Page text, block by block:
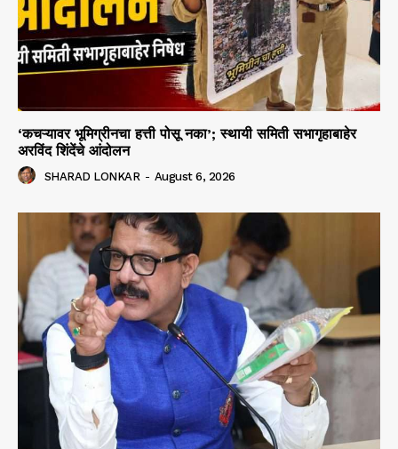
‘कचऱ्यावर भूमिग्रीनचा हत्ती पोसू नका’; स्थायी समिती सभागृहाबाहेर
अरविंद शिंदेंचे आंदोलन
SHARAD LONKAR - August 6, 2026